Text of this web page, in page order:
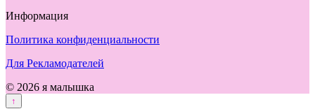
Информация
Политика конфиденциальности
Для Рекламодателей
© 2026 я малышка